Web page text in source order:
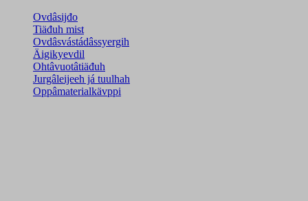
Ovdâsijđo
Tiäđuh mist
Ovdâsvástádâssyergih
Äigikyevdil
Ohtâvuotâtiäđuh
Jurgâleijeeh já tuulhah
Oppâmaterialkävppi